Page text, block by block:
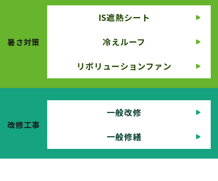
暑さ対策
IS遮熱シート
冷えルーフ
リボリューションファン
改修工事
一般改修
一般修繕